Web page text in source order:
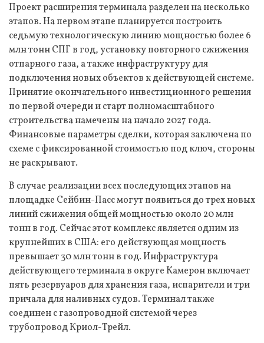
Проект расширения терминала разделен на несколько
этапов. На первом этапе планируется построить
седьмую технологическую линию мощностью более 6
млн тонн СПГ в год, установку повторного сжижения
отпарного газа, а также инфраструктуру для
подключения новых объектов к действующей системе.
Принятие окончательного инвестиционного решения
по первой очереди и старт полномасштабного
строительства намечены на начало 2027 года.
Финансовые параметры сделки, которая заключена по
схеме с фиксированной стоимостью под ключ, стороны
не раскрывают.
В случае реализации всех последующих этапов на
площадке Сейбин-Пасс могут появиться до трех новых
линий сжижения общей мощностью около 20 млн
тонн в год. Сейчас этот комплекс является одним из
крупнейших в США: его действующая мощность
превышает 30 млн тонн в год. Инфраструктура
действующего терминала в округе Камерон включает
пять резервуаров для хранения газа, испарители и три
причала для наливных судов. Терминал также
соединен с газопроводной системой через
трубопровод Криол-Трейл.